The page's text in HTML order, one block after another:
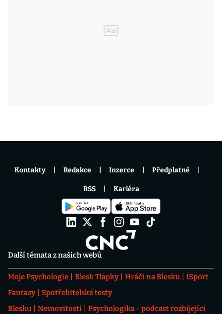
Další témata z našich webů
Moje Psychologie Blesk Tlapky Hráči na Blesku
iSport
Fantasy
Spotřebitelské testy
Blesku
Nemovitosti
Psychologika - podcast rozbíjející
Kontakty Redakce Inzerce Předplatné
RSS Kariéra